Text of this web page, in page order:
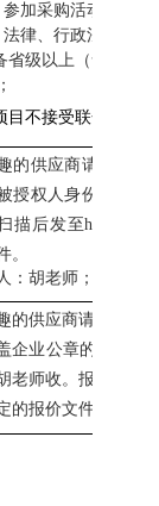
参加采购活动前三
法律、行政法规规定
省级以上（含省级
目不接受联合体报
的供应商请将营业
授权人身份证复印
描后发至
。
：胡老师；
的供应商请在
企业公章的报价文
老师收。报价文件
的报价文件不接受